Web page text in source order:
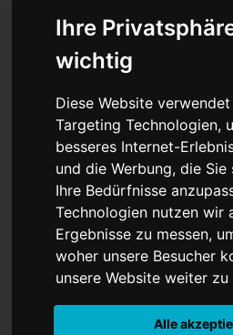
Ihre
wichtig
Diese Website
Targeting Technologien,
besseres Internet-
und die Werbung, die Sie
Ihre Bedürfnisse
Technologien nutzen wir
Ergebnisse zu messen,
woher unsere Besucher
unsere Website weiter
Alle
Nach Moskau-
Kommission
Treffen in